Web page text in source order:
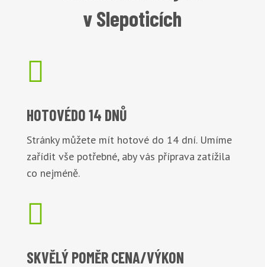
v Slepoticích

HOTOVÉDO 14 DNŮ
Stránky můžete mít hotové do 14 dní. Umíme
zařídit vše potřebné, aby vás příprava zatížila
co nejméně.

SKVĚLÝ POMĚRCENA/VÝKON